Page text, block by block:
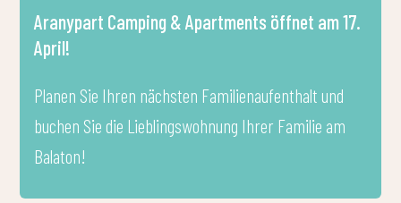
Aranypart Camping & Apartments öffnet am 17.
April!
Planen Sie Ihren nächsten Familienaufenthalt und
buchen Sie die Lieblingswohnung Ihrer Familie am
Balaton!